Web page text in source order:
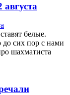
белые.
до сих пор с нами
шахматиста